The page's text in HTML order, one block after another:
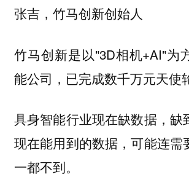
张吉，竹马创新创始人
竹马创新是以"3D相机+AI"为
能公司，已完成数千万元天使
具身智能行业现在缺数据，缺
现在能用到的数据，可能连需
一都不到。